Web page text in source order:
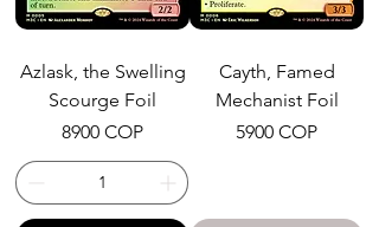
Azlask, the Swelling
Scourge Foil
Precio
8900 COP
Cayth, Famed
Mechanist Foil
Precio
5900 COP